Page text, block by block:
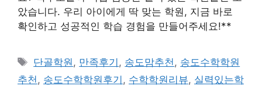
았습니다. 우리 아이에게 딱 맞는 학원, 지금 바로
확인하고 성공적인 학습 경험을 만들어주세요!**
태
그
단골학원 , 만족후기 , 송도맘추천 , 송도수학학원
추천 , 송도수학학원후기 , 수학학원리뷰, 실력있는학